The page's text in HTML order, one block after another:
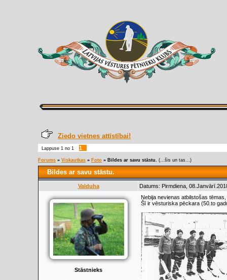
Ziedo vietnes attīstībai!
Lappuse 1 no 1 1
Forums » Viskautkas » Foto » Bildes ar savu stāstu. (...šis un tas...)
Bildes ar savu stāstu.
Valduha Datums: Pirmdiena,
Stāstnieks
Nebija nevienas atbilstošas
Šī ir vēsturiska pēckara (50.to